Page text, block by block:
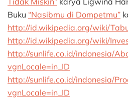
Buku “Nasibmu di Dompetmu”
http://id.wikipedia.org/wiki/
http://id.wikipedia.org/wiki/
http://sunlife.co.id/indonesia/
vgnLocale=in_ID
http://sunlife.co.id/indonesia/
vgnLocale=in_ID